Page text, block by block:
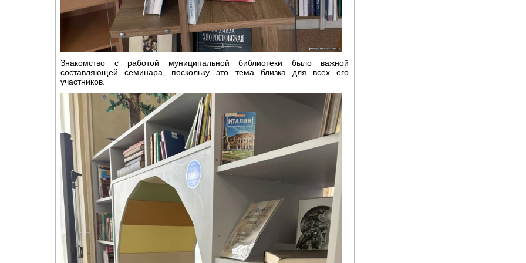
Знакомство с работой муниципальной библиотеки было важной
составляющей семинара, поскольку это тема близка для всех его
участников.